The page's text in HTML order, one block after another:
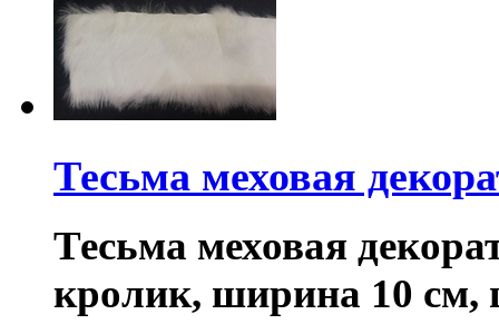
Тесьма меховая
Тесьма меховая
кролик, ширина 10 см,